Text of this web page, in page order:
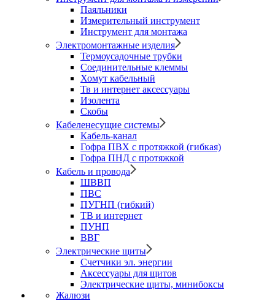
Паяльники
Измерительный инструмент
Инструмент для монтажа
Электромонтажные изделия
Термоусадочные трубки
Соединительные клеммы
Хомут кабельный
Тв и интернет аксессуары
Изолента
Скобы
Кабеленесущие системы
Кабель-канал
Гофра ПВХ с протяжкой (гибкая)
Гофра ПНД с протяжкой
Кабель и провода
ШВВП
ПВС
ПУГНП (гибкий)
ТВ и интернет
ПУНП
ВВГ
Электрические щиты
Счетчики эл. энергии
Аксессуары для щитов
Электрические щиты, минибоксы
Жалюзи